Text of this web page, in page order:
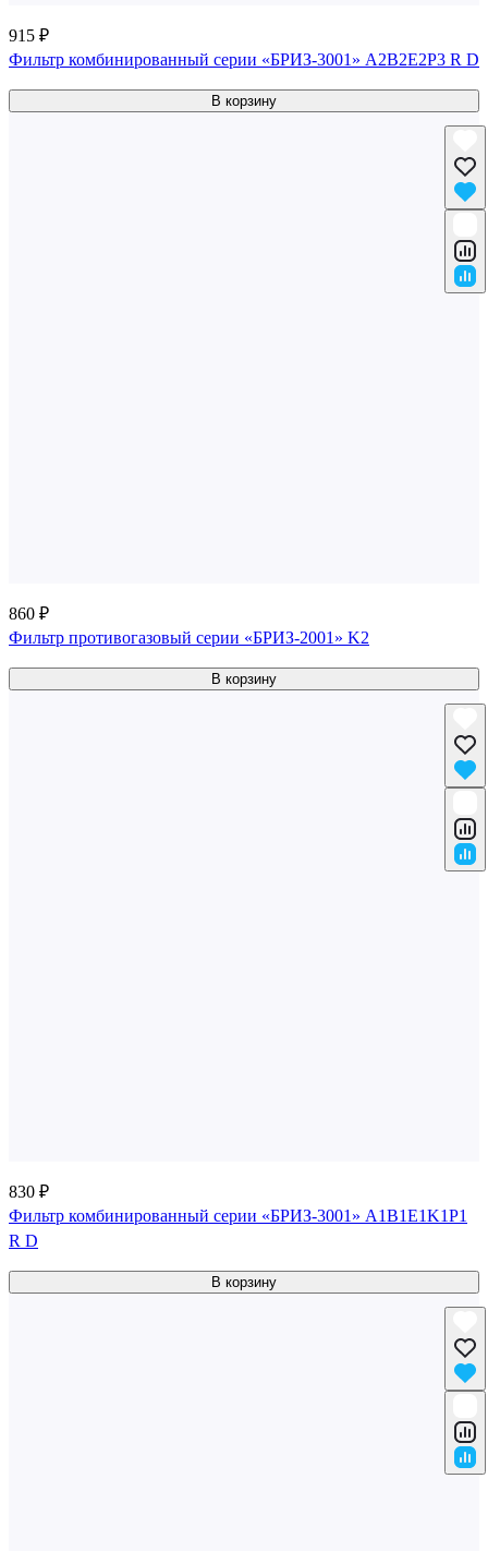
915 ₽
Фильтр комбинированный серии «БРИЗ-3001» A2B2E2P3 R D
В корзину
860 ₽
Фильтр противогазовый серии «БРИЗ-2001» K2
В корзину
830 ₽
Фильтр комбинированный серии «БРИЗ-3001» A1B1E1K1P1
R D
В корзину